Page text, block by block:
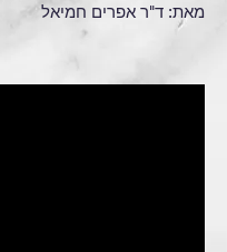
מאת: ד"ר אפרים חמיאל